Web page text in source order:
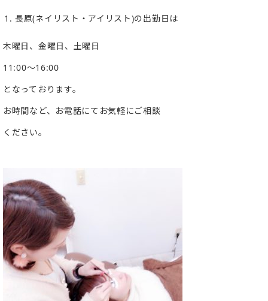
長原(ネイリスト・アイリスト)の出勤日は
木曜日、金曜日、土曜日
11:00〜16:00
となっております。
お時間など、お電話にてお気軽にご相談
ください。